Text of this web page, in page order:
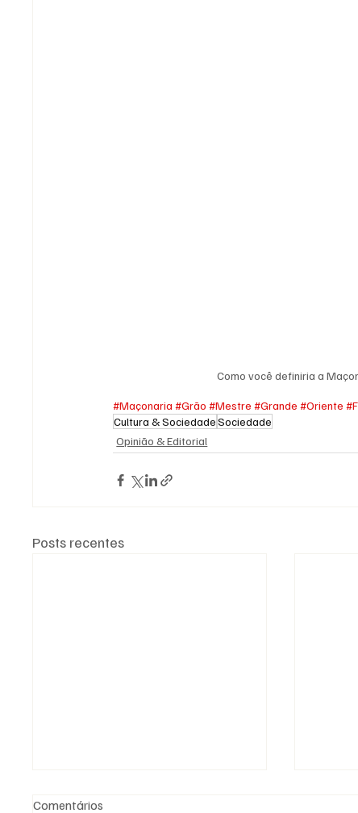
Como você definiria a
#Maçonaria #Grão #Mestre #Grande #Oriente
Cultura & SociedadeSociedade
Opinião & Editorial
Posts recentes
Comentários